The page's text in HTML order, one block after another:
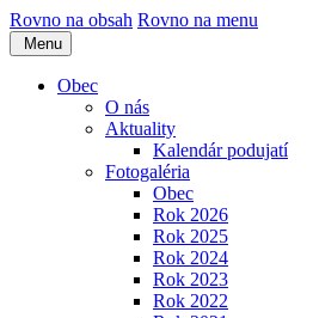
Rovno na obsah Rovno na menu
Menu
Obec
O nás
Aktuality
Kalendár podujatí
Fotogaléria
Obec
Rok 2026
Rok 2025
Rok 2024
Rok 2023
Rok 2022